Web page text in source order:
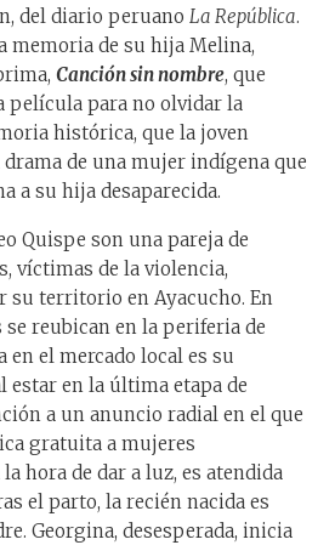
del diario peruano La República.
memoria de su hija Melina,
Canción sin nombre, que
película para no olvidar la
histórica, que la joven
de una mujer indígena que
a su hija desaparecida.
Quispe son una pareja de
víctimas de la violencia,
su territorio en Ayacucho. En
reubican en la periferia de
en el mercado local es su
estar en la última etapa de
a un anuncio radial en el que
gratuita a mujeres
hora de dar a luz, es atendida
el parto, la recién nacida es
Georgina, desesperada, inicia